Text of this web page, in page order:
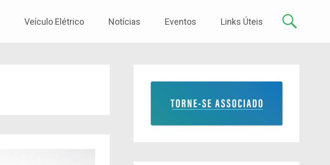
Veículo Elétrico Notícias Eventos Links Úteis